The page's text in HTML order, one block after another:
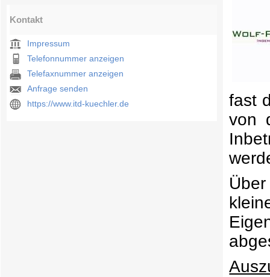
Kontakt
Impressum
Telefonnummer anzeigen
Telefaxnummer anzeigen
Anfrage senden
https://www.itd-kuechler.de
fast
von